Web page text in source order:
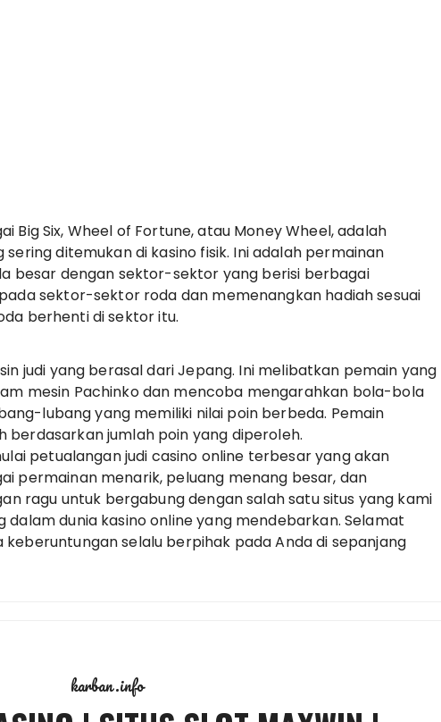
Big Six, Wheel of Fortune, atau Money Wheel, adalah
ditemukan di kasino fisik. Ini adalah permainan
besar dengan sektor-sektor yang berisi berbagai
sektor-sektor roda dan memenangkan hadiah sesuai
berhenti di sektor itu.
judi yang berasal dari Jepang. Ini melibatkan pemain yang
mesin Pachinko dan mencoba mengarahkan bola-bola
lubang yang memiliki nilai poin berbeda. Pemain
berdasarkan jumlah poin yang diperoleh.
petualangan judi casino online terbesar yang akan
permainan menarik, peluang menang besar, dan
ragu untuk bergabung dengan salah satu situs yang kami
dunia kasino online yang mendebarkan. Selamat
selalu berpihak pada Anda di sepanjang
karban.info